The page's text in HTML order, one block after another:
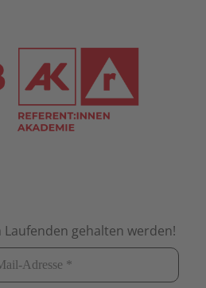
Laufenden gehalten werden!